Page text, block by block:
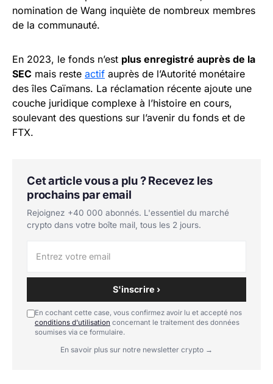
nomination de Wang inquiète de nombreux membres
de la communauté.
En 2023, le fonds n’est plus enregistré auprès de la
SEC mais reste actif auprès de l’Autorité monétaire
des îles Caïmans. La réclamation récente ajoute une
couche juridique complexe à l’histoire en cours,
soulevant des questions sur l’avenir du fonds et de
FTX.
Cet article vous a plu ? Recevez les
prochains par email
Rejoignez +40 000 abonnés. L'essentiel du marché
crypto dans votre boîte mail, tous les 2 jours.
S'inscrire ›
En cochant cette case, vous confirmez avoir lu et accepté nos
conditions d'utilisation concernant le traitement des données
soumises via ce formulaire.
En savoir plus sur notre newsletter crypto →